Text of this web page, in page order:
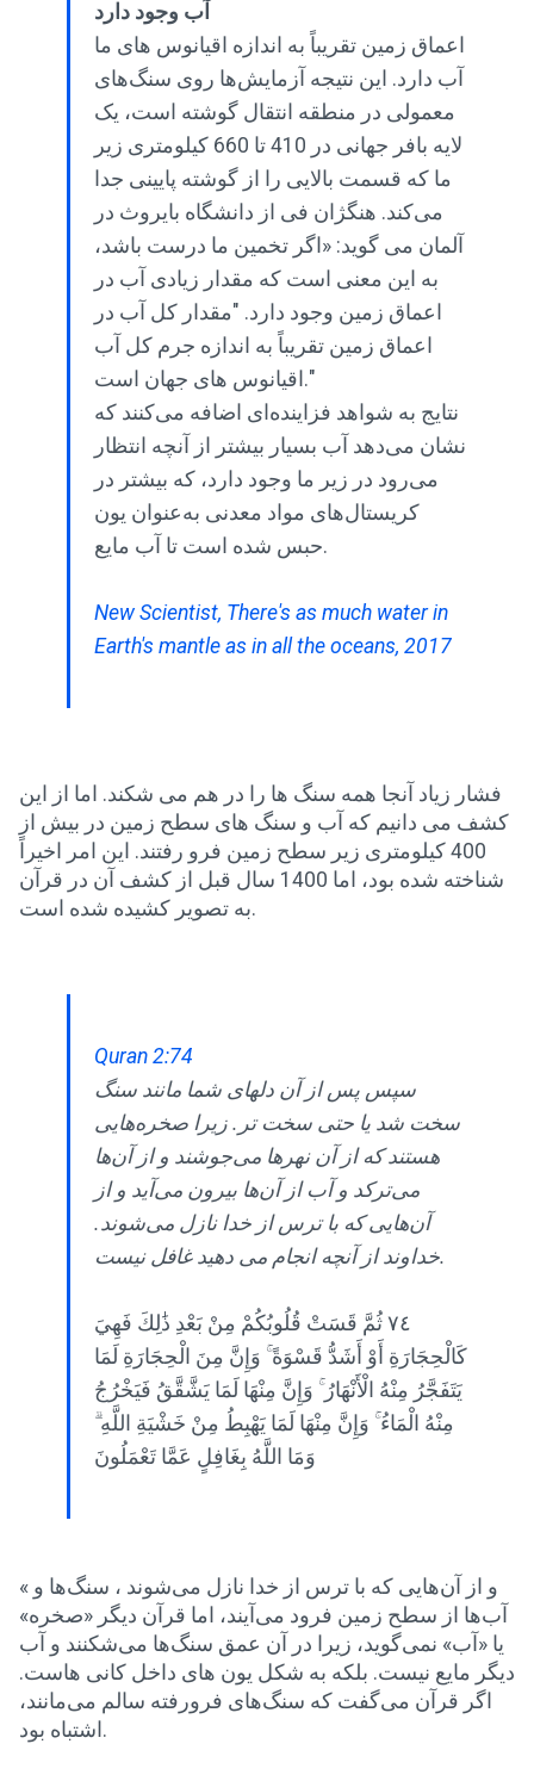
آب وجود دارد
اعماق زمین تقریباً به اندازه اقیانوس های ما
آب دارد. این نتیجه آزمایش‌ها روی سنگ‌های
معمولی در منطقه انتقال گوشته است، یک
لایه بافر جهانی در 410 تا 660 کیلومتری زیر
ما که قسمت بالایی را از گوشته پایینی جدا
می‌کند. هنگژان فی از دانشگاه بایروث در
آلمان می گوید: «اگر تخمین ما درست باشد،
به این معنی است که مقدار زیادی آب در
اعماق زمین وجود دارد. "مقدار کل آب در
اعماق زمین تقریباً به اندازه جرم کل آب
اقیانوس های جهان است."
نتایج به شواهد فزاینده‌ای اضافه می‌کنند که
نشان می‌دهد آب بسیار بیشتر از آنچه انتظار
می‌رود در زیر ما وجود دارد، که بیشتر در
کریستال‌های مواد معدنی به‌عنوان یون
حبس شده است تا آب مایع.
New Scientist, There's as much water in
Earth's mantle as in all the oceans, 2017
فشار زیاد آنجا همه سنگ ها را در هم می شکند. اما از این
کشف می دانیم که آب و سنگ های سطح زمین در بیش از
400 کیلومتری زیر سطح زمین فرو رفتند. این امر اخیراً
شناخته شده بود، اما 1400 سال قبل از کشف آن در قرآن
به تصویر کشیده شده است.
Quran 2:74
سپس پس از آن دلهای شما مانند سنگ
سخت شد یا حتی سخت تر. زیرا صخره‌هایی
هستند که از آن نهرها می‌جوشند و از آن‌ها
می‌ترکد و آب از آن‌ها بیرون می‌آید و از
آن‌هایی که با ترس از خدا نازل می‌شوند.
خداوند از آنچه انجام می دهید غافل نیست.
٧٤ ثُمَّ قَسَتْ قُلُوبُكُمْ مِنْ بَعْدِ ذَٰلِكَ فَهِيَ
كَالْحِجَارَةِ أَوْ أَشَدُّ قَسْوَةً ۚ وَإِنَّ مِنَ الْحِجَارَةِ لَمَا
يَتَفَجَّرُ مِنْهُ الْأَنْهَارُ ۚ وَإِنَّ مِنْهَا لَمَا يَشَّقَّقُ فَيَخْرُجُ
مِنْهُ الْمَاءُ ۚ وَإِنَّ مِنْهَا لَمَا يَهْبِطُ مِنْ خَشْيَةِ اللَّهِ ۗ
وَمَا اللَّهُ بِغَافِلٍ عَمَّا تَعْمَلُونَ
« و از آن‌هایی که با ترس از خدا نازل می‌شوند ، سنگ‌ها و
آب‌ها از سطح زمین فرود می‌آیند، اما قرآن دیگر «صخره»
یا «آب» نمی‌گوید، زیرا در آن عمق سنگ‌ها می‌شکنند و آب
دیگر مایع نیست. بلکه به شکل یون های داخل کانی هاست.
اگر قرآن می‌گفت که سنگ‌های فرورفته سالم می‌مانند،
اشتباه بود.